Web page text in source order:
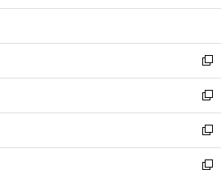
開
ウ
開
く
ン
ウ
で
開
く
ウ
ン
ド
ウ
で
開
く
新
し
い
ウ
ィ
ン
ド
新
し
い
ウ
ィ
新
し